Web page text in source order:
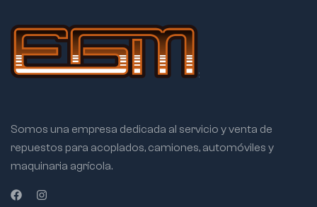
Somos una empresa dedicada al servicio y venta de
repuestos para acoplados, camiones, automóviles y
maquinaria agrícola.